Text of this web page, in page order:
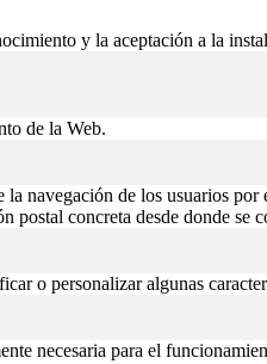
y la aceptación a la
de la Web.
navegación de los usuarios
postal concreta desde donde se
o personalizar algunas
necesaria para el